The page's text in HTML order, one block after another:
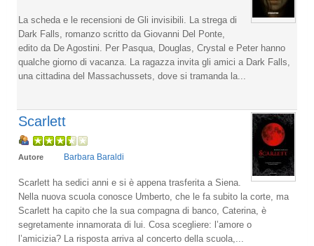
La scheda e le recensioni de Gli invisibili. La strega di
Dark Falls, romanzo scritto da Giovanni Del Ponte,
edito da De Agostini. Per Pasqua, Douglas, Crystal e Peter hanno
qualche giorno di vacanza. La ragazza invita gli amici a Dark Falls,
una cittadina del Massachussets, dove si tramanda la...
Scarlett
Autore Barbara Baraldi
Scarlett ha sedici anni e si è appena trasferita a Siena.
Nella nuova scuola conosce Umberto, che le fa subito la corte, ma
Scarlett ha capito che la sua compagna di banco, Caterina, è
segretamente innamorata di lui. Cosa scegliere: l’amore o
l’amicizia? La risposta arriva al concerto della scuola,...